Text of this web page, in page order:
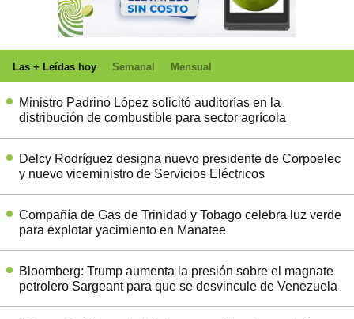
Las + Leídas hoy Semanal Mensual
Ministro Padrino López solicitó auditorías en la
distribución de combustible para sector agrícola
Delcy Rodríguez designa nuevo presidente de Corpoelec
y nuevo viceministro de Servicios Eléctricos
Compañía de Gas de Trinidad y Tobago celebra luz verde
para explotar yacimiento en Manatee
Bloomberg: Trump aumenta la presión sobre el magnate
petrolero Sargeant para que se desvincule de Venezuela